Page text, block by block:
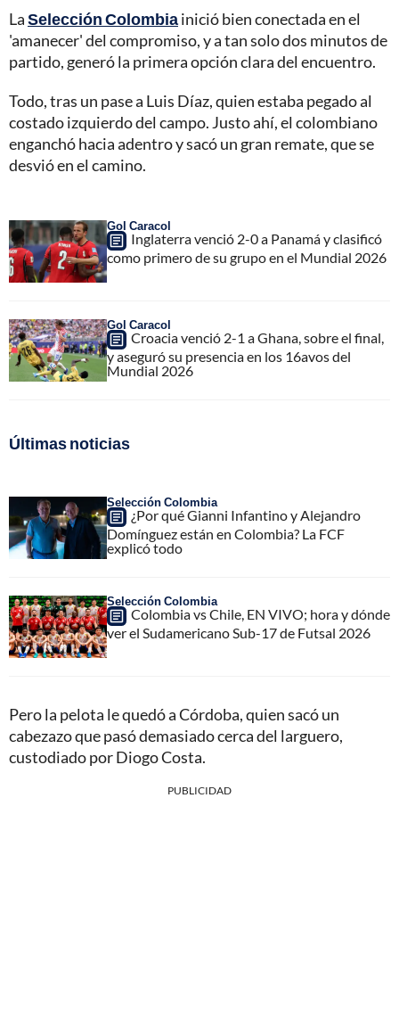
LaSelección Colombiainició bien conectada en el
'amanecer' del compromiso, y a tan solo dos minutos de
partido, generó la primera opción clara del encuentro.
Todo, tras un pase a Luis Díaz, quien estaba pegado al
costado izquierdo del campo. Justo ahí, el colombiano
enganchó hacia adentro y sacó un gran remate, que se
desvió en el camino.
Gol Caracol
Inglaterra venció 2-0 a Panamá y clasificó
como primero de su grupo en el Mundial 2026
Gol Caracol
Croacia venció 2-1 a Ghana, sobre el final,
y aseguró su presencia en los 16avos del
Mundial 2026
Últimas noticias
Selección Colombia
¿Por qué Gianni Infantino y Alejandro
Domínguez están en Colombia? La FCF
explicó todo
Selección Colombia
Colombia vs Chile, EN VIVO; hora y dónde
ver el Sudamericano Sub-17 de Futsal 2026
Pero la pelota le quedó a Córdoba, quien sacó un
cabezazo que pasó demasiado cerca del larguero,
custodiado por Diogo Costa.
PUBLICIDAD